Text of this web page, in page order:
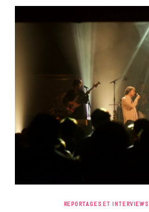
REPORTAGES ET INTERVIEWS